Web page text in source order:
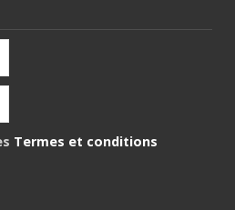
Termes et conditions